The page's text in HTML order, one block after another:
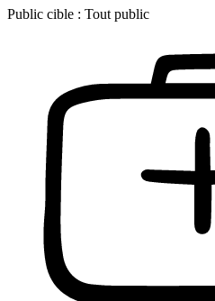
Public cible : Tout public